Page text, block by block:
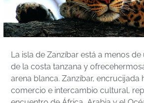
La isla de Zanzíbar está a menos
de la costa tanzana y
arena blanca. Zanzíbar, encrucijada
comercio e intercambio cultural,